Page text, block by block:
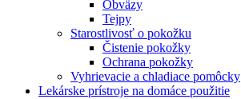
Obväzy
Tejpy
Starostlivosť o pokožku
Čistenie pokožky
Ochrana pokožky
Vyhrievacie a chladiace pomôcky
Lekárske prístroje na domáce použitie